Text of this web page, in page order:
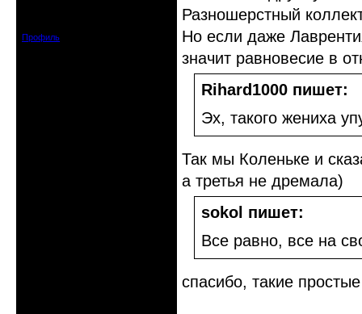
Профиль
Разношерстный
Но если даже
значит равновесие в
Rihard1000 пишет:
Эх, такого жениха
Так мы Коленьке и
а третья не дремала)
sokol пишет:
Все равно, все на
спасибо, такие